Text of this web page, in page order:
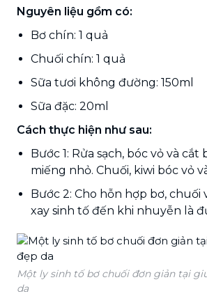
Nguyên liệu gồm có:
Bơ chín: 1 quả
Chuối chín: 1 quả
Sữa tươi không đường: 150ml
Sữa đặc: 20ml
Cách thực hiện như sau:
Bước 1: Rửa sạch, bóc vỏ và
miếng nhỏ. Chuối, kiwi bóc vỏ
Bước 2: Cho hỗn hợp bơ, chuối
xay sinh tố đến khi nhuyễn là
Một ly sinh tố bơ chuối đơn giản tại
da